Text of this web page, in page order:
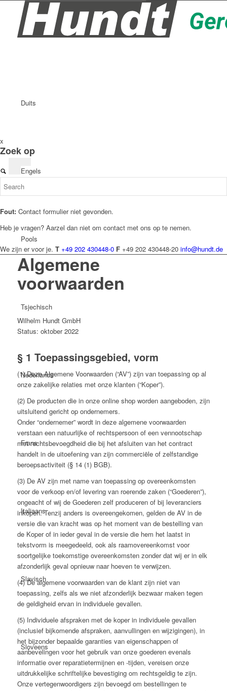
Duits
Engels
Pools
Tsjechisch
Nederlands
Frans
Italiaans
Slavisch
Sloveens
x
Zoek op
Fout: Contact formulier niet gevonden.
Heb je vragen? Aarzel dan niet om contact met ons op te nemen.
We zijn er voor je. T +49 202 430448-0 F +49 202 430448-20 info@hundt.de
Algemene
voorwaarden
Wilhelm Hundt GmbH
Status: oktober 2022
§ 1 Toepassingsgebied, vorm
(1) Deze Algemene Voorwaarden (“AV”) zijn van toepassing op al
onze zakelijke relaties met onze klanten (“Koper”).
(2) De producten die in onze online shop worden aangeboden, zijn
uitsluitend gericht op ondernemers.
Onder “ondernemer” wordt in deze algemene voorwaarden
verstaan een natuurlijke of rechtspersoon of een vennootschap
met rechtsbevoegdheid die bij het afsluiten van het contract
handelt in de uitoefening van zijn commerciële of zelfstandige
beroepsactiviteit (§ 14 (1) BGB).
(3) De AV zijn met name van toepassing op overeenkomsten
voor de verkoop en/of levering van roerende zaken (“Goederen”),
ongeacht of wij de Goederen zelf produceren of bij leveranciers
inkopen. Tenzij anders is overeengekomen, gelden de AV in de
versie die van kracht was op het moment van de bestelling van
de Koper of in ieder geval in de versie die hem het laatst in
tekstvorm is meegedeeld, ook als raamovereenkomst voor
soortgelijke toekomstige overeenkomsten zonder dat wij er in elk
afzonderlijk geval opnieuw naar hoeven te verwijzen.
(4) De algemene voorwaarden van de klant zijn niet van
toepassing, zelfs als we niet afzonderlijk bezwaar maken tegen
de geldigheid ervan in individuele gevallen.
(5) Individuele afspraken met de koper in individuele gevallen
(inclusief bijkomende afspraken, aanvullingen en wijzigingen), in
het bijzonder bepaalde garanties van eigenschappen of
aanbevelingen voor het gebruik van onze goederen evenals
informatie over reparatietermijnen en -tijden, vereisen onze
uitdrukkelijke schriftelijke bevestiging om rechtsgeldig te zijn.
Onze vertegenwoordigers zijn bevoegd om bestellingen te